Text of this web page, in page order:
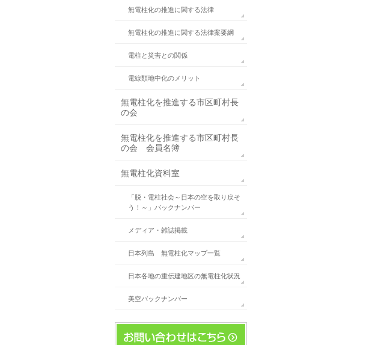
無電柱化の推進に関する法律
無電柱化の推進に関する法律案要綱
電柱と災害との関係
電線類地中化のメリット
無電柱化を推進する市区町村長
の会
無電柱化を推進する市区町村長
の会 会員名簿
無電柱化資料室
「脱・電柱社会～日本の空を取り戻そ
う！～」バックナンバー
メディア・雑誌掲載
日本列島 無電柱化マップ一覧
日本各地の重伝建地区の無電柱化状況
美空バックナンバー